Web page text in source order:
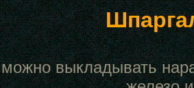
выкладывать